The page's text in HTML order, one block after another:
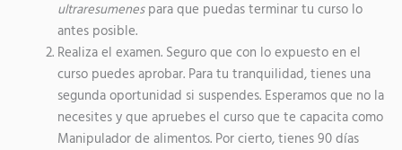
ultraresumenespara que puedas terminar tu curso lo
antes posible.
Realiza el examen. Seguro que con lo expuesto en el
curso puedes aprobar. Para tu tranquilidad, tienes una
segunda oportunidad si suspendes. Esperamos que no la
necesites y que apruebes el curso que te capacita como
Manipulador de alimentos. Por cierto, tienes 90 días